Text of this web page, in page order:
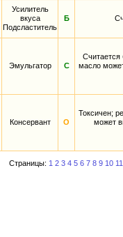
Усилитель
вкуса
Подсластитель
Б
Эмульгатор С
Считается
масло
Консервант О
Токсичен;
может
Страницы: 1 2 3 4 5 6 7 8 9 10 11